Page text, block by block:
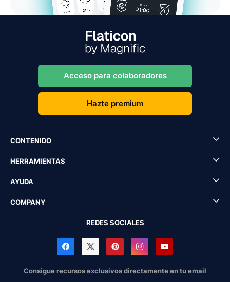
Acceso para colaboradores
Hazte premium
CONTENIDO
HERRAMIENTAS
AYUDA
COMPANY
REDES SOCIALES
Consigue recursos exclusivos directamente en tu email